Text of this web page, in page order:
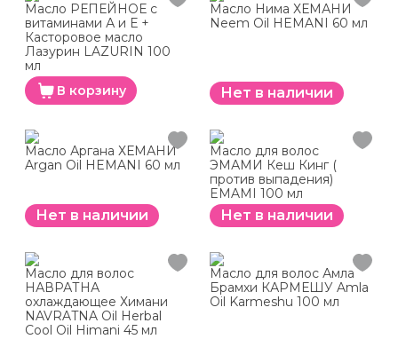
Масло РЕПЕЙНОЕ с
витаминами А и Е +
Касторовое масло
Лазурин LAZURIN 100
мл
В корзину
Масло Нима ХЕМАНИ
Neem Oil HEMANI 60 мл
Нет в наличии
Масло Аргана ХЕМАНИ
Argan Oil HEMANI 60 мл
Нет в наличии
Масло для волос
ЭМАМИ Кеш Кинг (
против выпадения)
EMAMI 100 мл
Нет в наличии
Масло для волос
НАВРАТНА
охлаждающее Химани
NAVRATNA Oil Herbal
Cool Oil Himani 45 мл
Масло для волос Амла
Брамхи КАРМЕШУ Amla
Oil Karmeshu 100 мл